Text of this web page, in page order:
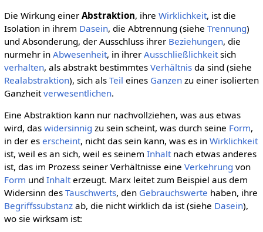
Die Wirkung einer Abstraktion, ihre Wirklichkeit, ist die
Isolation in ihrem Dasein, die Abtrennung (siehe Trennung)
und Absonderung, der Ausschluss ihrer Beziehungen, die
nurmehr in Abwesenheit, in ihrer Ausschließlichkeitsich
verhalten, als abstrakt bestimmtes Verhältnisda sind (siehe
Realabstraktion), sich als Teil eines Ganzenzu einer isolierten
Ganzheitverwesentlichen.
Eine Abstraktion kann nur nachvollziehen, was aus etwas
wird, das widersinnig zu sein scheint, was durch seine Form,
in der es erscheint, nicht das sein kann, was es in Wirklichkeit
ist, weil es an sich, weil es seinem Inhaltnach etwas anderes
ist, das im Prozess seiner Verhältnisse eine Verkehrung von
Form und Inhalterzeugt. Marx leitet zum Beispiel aus dem
Widersinn des Tauschwerts, den Gebrauchswerte haben, ihre
Begriffssubstanzab, die nicht wirklich da ist (siehe Dasein),
wo sie wirksam ist: